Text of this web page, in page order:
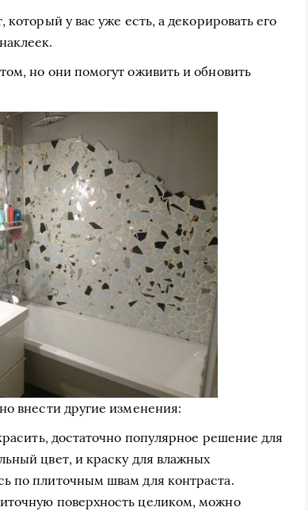
у вас уже есть, а декорировать его
но они помогут оживить и обновить
внести другие изменения:
достаточно популярное решение для
цвет, и краску для влажных
по плиточным швам для контраста.
поверхность целиком, можно